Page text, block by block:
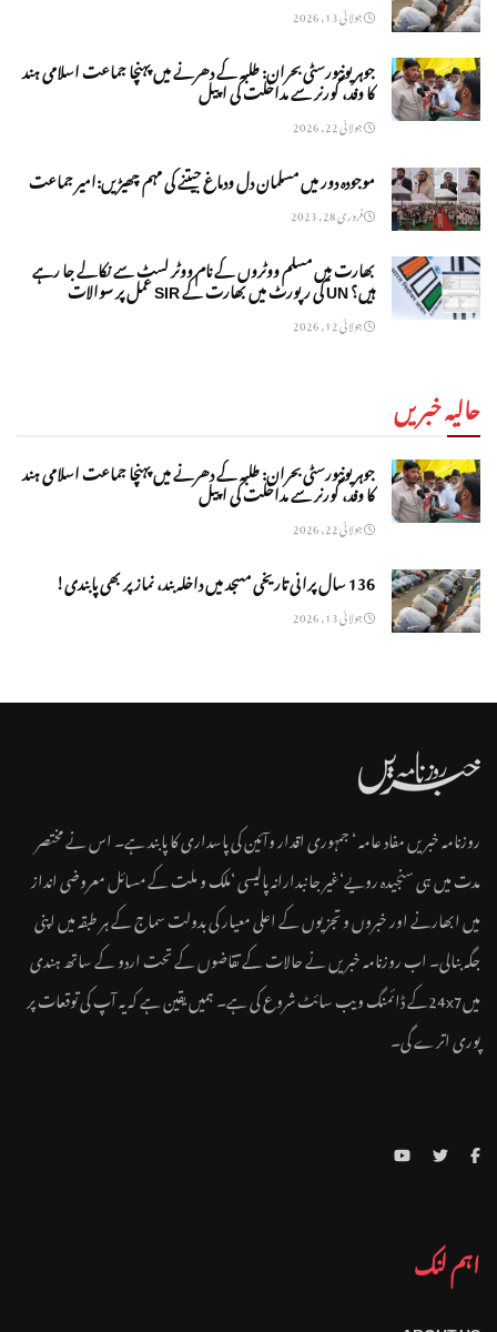
جولائی 13, 2026
جوہر یونیورسٹی بحران: طلبہ کے دھرنے میں پہنچا جماعت اسلامی ہند
کا وفد، گورنر سے مداخلت کی اپیل
جولائی 22, 2026
موجودہ دور میں مسلمان دل ودماغ جیتنے کی مہم چھیڑیں:امیر جماعت
فروری 28, 2023
بھارت میں مسلم ووٹروں کے نام ووٹر لسٹ سے نکالے جا رہے
ہیں؟ UN کی رپورٹ میں بھارت کے SIR عمل پر سوالات
جولائی 12, 2026
حالیہ خبریں
جوہر یونیورسٹی بحران: طلبہ کے دھرنے میں پہنچا جماعت اسلامی ہند
کا وفد، گورنر سے مداخلت کی اپیل
جولائی 22, 2026
136 سال پرانی تاریخی مسجد میں داخلہ بند، نماز پر بھی پابندی!
جولائی 13, 2026
روزنامہ خبریں مفاد عامہ ‘ جمہوری اقدار وآئین کی پاسداری کا پابند ہے۔ اس نے مختصر
مدت میں ہی سنجیدہ رویے‘غیر جانبدارانہ پالیسی ‘ملک و ملت کے مسائل معروضی انداز
میں ابھارنے اور خبروں و تجزیوں کے اعلی معیار کی بدولت سماج کے ہر طبقہ میں اپنی
جگہ بنالی۔ اب روزنامہ خبریں نے حالات کے تقاضوں کے تحت اردو کے ساتھ ہندی
میں24x7کے ڈائمنگ ویب سائٹ شروع کی ہے۔ ہمیں یقین ہے کہ یہ آپ کی توقعات پر
پوری اترے گی۔
اہم لنک